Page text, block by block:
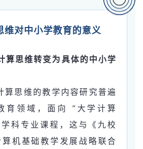
维对中小学教育的意义
算思维转变为具体的中小学
算思维的教学内容研究普遍
育领域，面向 “大学计算
科专业课程，这与《九校
机基础教学发展战略联合